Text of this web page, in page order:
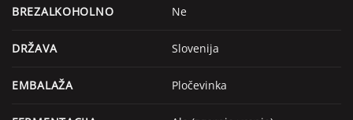
BREZALKOHOLNO Ne
DRŽAVA Slovenija
EMBALAŽA Pločevinka